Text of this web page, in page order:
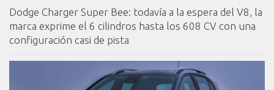
Dodge Charger Super Bee: todavía a la espera del V8, la
marca exprime el 6 cilindros hasta los 608 CV con una
configuración casi de pista